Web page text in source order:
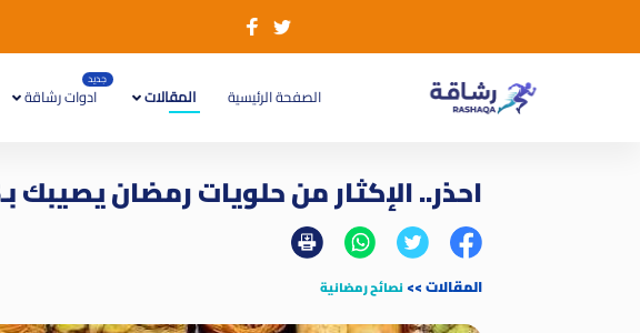
الصفحة الرئيسية
(current) المقالات
جديد
ادوات رشاقة
احذر.. الإكثار من حلويات رمضان يصيبك بـ5 أعراض بعضها خطير
المقالات>>نصائح رمضانية